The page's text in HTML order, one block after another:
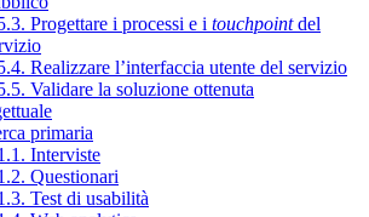
Progettare i processi e i touchpointdel
Realizzare l’interfaccia utente del servizio
Validare la soluzione ottenuta
primaria
Interviste
Questionari
Test di usabilità